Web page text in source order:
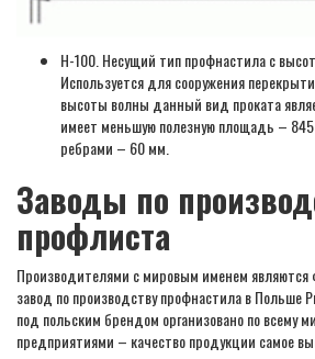
Н-100. Несущий тип профнастила с
Используется для сооружения
высоты волны данный вид проката
имеет меньшую полезную площадь –
ребрами – 60 мм.
Заводы по
профлиста
Производителями с мировым именем являются
завод по производству профнастила в Польше
под польским брендом организовано по всему
предприятиями – качество продукции самое